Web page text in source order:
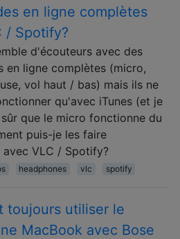
en ligne complètes
/ Spotify?
d'écouteurs avec des
en ligne complètes (micro,
vol haut / bas) mais ils ne
qu'avec iTunes (et je
que le micro fonctionne du
puis-je les faire
VLC / Spotify?
headphones vlc spotify
toujours utiliser le
MacBook avec Bose